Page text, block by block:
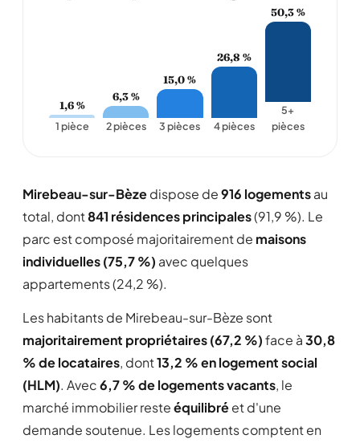
1,6 %
1 pièce
6,3 %
2 pièces
15,0 %
3 pièces
26,8 %
4 pièces
50,3 %
5+
pièces
Mirebeau-sur-Bèzedispose de916 logementsau
total, dont841 résidences principales(91,9 %). Le
parc est composé majoritairement de maisons
individuelles (75,7 %) avec quelques
appartements (24,2 %).
Les habitants de Mirebeau-sur-Bèze sont
majoritairement propriétaires (67,2 %)face à30,8
% de locataires, dont13,2 % en logement social
(HLM). Avec6,7 % de logements vacants, le
marché immobilier resteéquilibréet d'une
demande soutenue. Les logements comptent en